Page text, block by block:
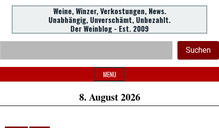
WeinSpion
|
Das
Weine,
Winzer,
Verkostungen.
Header
Widget
Area
Weine, Winzer, Verkostungen, News.
Unabhängig, Unverschämt, Unbezahlt.
Der Weinblog - Est. 2009
Suchen
MENU
8. August 2026